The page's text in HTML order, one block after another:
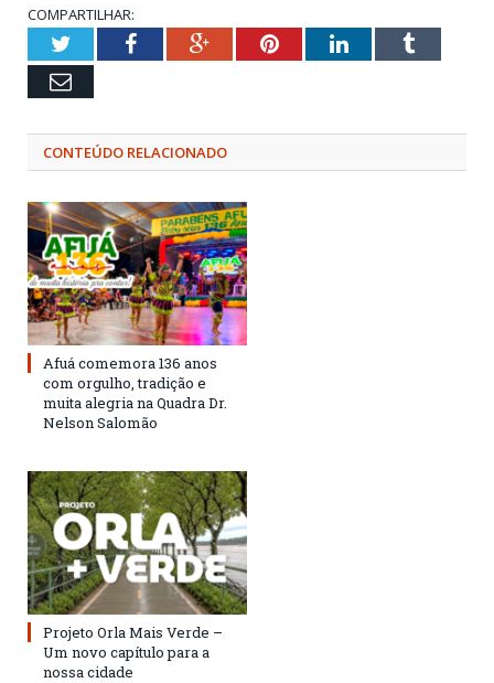
COMPARTILHAR:
TwitterFacebookGoogle+PinterestLinkedInTumblr
Email
CONTEÚDO RELACIONADO
Afuá comemora 136 anos
com orgulho, tradição e
muita alegria na Quadra Dr.
Nelson Salomão
Projeto Orla Mais Verde –
Um novo capítulo para a
nossa cidade